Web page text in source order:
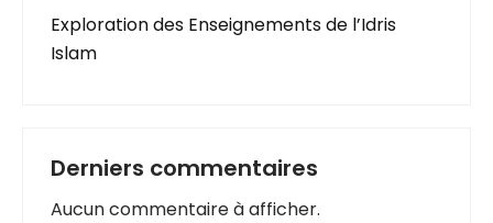
Exploration des Enseignements de l’Idris
Islam
Derniers commentaires
Aucun commentaire à afficher.